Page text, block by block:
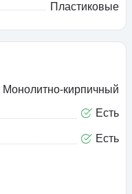
Пластиковые
Монолитно-кирпичный
Есть
Есть